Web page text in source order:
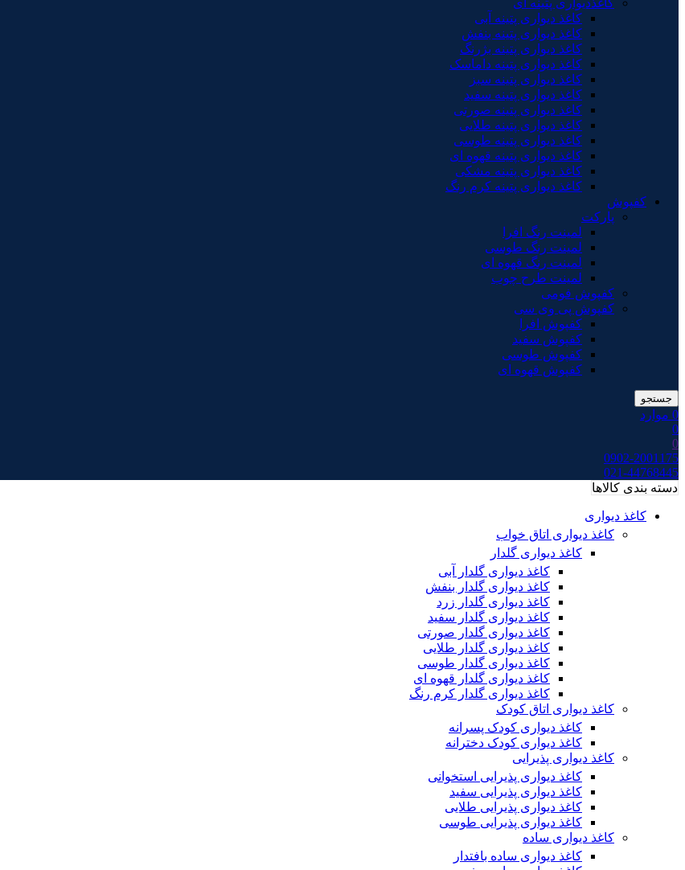
کاغذ دیواری پتینه آبی
کاغذ دیواری پتینه بنفش
کاغذ دیواری پتینه بژرنگ
کاغذ دیواری پتینه داماسک
کاغذ دیواری پتینه سبز
کاغذ دیواری پتینه سفید
کاغذ دیواری پتینه صورتی
کاغذ دیواری پتینه طلایی
کاغذ دیواری پتینه طوسی
کاغذ دیواری پتینه قهوه ای
کاغذ دیواری پتینه مشکی
کاغذ دیواری پتینه کرم رنگ
کفپوش
پارکت
لمینت رنگ افرا
لمینت رنگ طوسی
لمینت رنگ قهوه ای
لمینت طرح چوب
کفپوش فومی
کفپوش پی وی سی
کفپوش افرا
کفپوش سفید
کفپوش طوسی
کفپوش قهوه ای
جستجو
0 موارد
0
0
0902-2001175
021-44768445
دسته بندی کالاها
کاغذ دیواری
کاغذ دیواری اتاق خواب
کاغذ دیواری گلدار
کاغذ دیواری گلدار آبی
کاغذ دیواری گلدار بنفش
کاغذ دیواری گلدار زرد
کاغذ دیواری گلدار سفید
کاغذ دیواری گلدار صورتی
کاغذ دیواری گلدار طلایی
کاغذ دیواری گلدار طوسی
کاغذ دیواری گلدار قهوه ای
کاغذ دیواری گلدار کرم رنگ
کاغذ دیواری اتاق کودک
کاغذ دیواری کودک پسرانه
کاغذ دیواری کودک دخترانه
کاغذ دیواری پذیرایی
کاغذ دیواری پذیرایی استخوانی
کاغذ دیواری پذیرایی سفید
کاغذ دیواری پذیرایی طلایی
کاغذ دیواری پذیرایی طوسی
کاغذ دیواری ساده
کاغذ دیواری ساده بافتدار